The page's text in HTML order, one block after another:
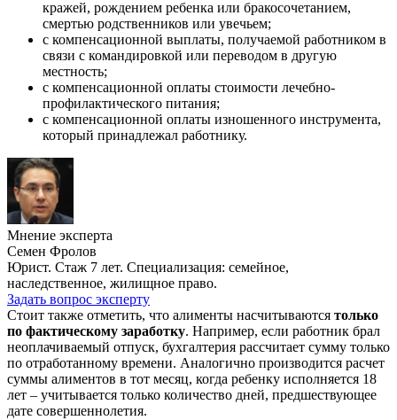
кражей, рождением ребенка или бракосочетанием,
смертью родственников или увечьем;
с компенсационной выплаты, получаемой работником в
связи с командировкой или переводом в другую
местность;
с компенсационной оплаты стоимости лечебно-
профилактического питания;
с компенсационной оплаты изношенного инструмента,
который принадлежал работнику.
Мнение эксперта
Семен Фролов
Юрист. Стаж 7 лет. Специализация: семейное,
наследственное, жилищное право.
Задать вопрос эксперту
Стоит также отметить, что алименты насчитываются только
по фактическому заработку. Например, если работник брал
неоплачиваемый отпуск, бухгалтерия рассчитает сумму только
по отработанному времени. Аналогично производится расчет
суммы алиментов в тот месяц, когда ребенку исполняется 18
лет – учитывается только количество дней, предшествующее
дате совершеннолетия.